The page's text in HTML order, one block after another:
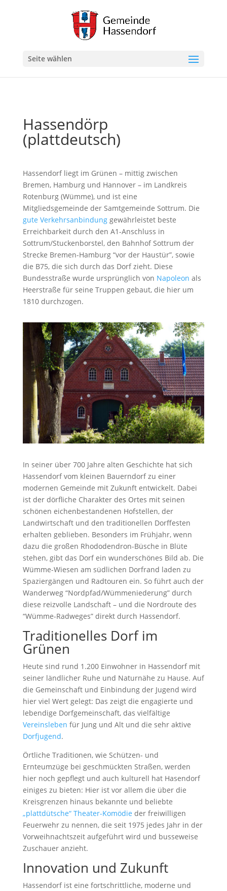
Seite wählen
Hassendörp
(plattdeutsch)
Hassendorf liegt im Grünen – mittig zwischen
Bremen, Hamburg und Hannover – im Landkreis
Rotenburg (Wümme), und ist eine
Mitgliedsgemeinde der Samtgemeinde Sottrum. Die
gute Verkehrsanbindunggewährleistet beste
Erreichbarkeit durch den A1-Anschluss in
Sottrum/Stuckenborstel, den Bahnhof Sottrum der
Strecke Bremen-Hamburg “vor der Haustür”, sowie
die B75, die sich durch das Dorf zieht. Diese
Bundesstraße wurde ursprünglich von Napoleon als
Heerstraße für seine Truppen gebaut, die hier um
1810 durchzogen.
In seiner über 700 Jahre alten Geschichte hat sich
Hassendorf vom kleinen Bauerndorf zu einer
modernen Gemeinde mit Zukunft entwickelt. Dabei
ist der dörfliche Charakter des Ortes mit seinen
schönen eichenbestandenen Hofstellen, der
Landwirtschaft und den traditionellen Dorffesten
erhalten geblieben. Besonders im Frühjahr, wenn
dazu die großen Rhododendron-Büsche in Blüte
stehen, gibt das Dorf ein wunderschönes Bild ab. Die
Wümme-Wiesen am südlichen Dorfrand laden zu
Spaziergängen und Radtouren ein. So führt auch der
Wanderweg “Nordpfad/Wümmeniederung” durch
diese reizvolle Landschaft – und die Nordroute des
“Wümme-Radweges” direkt durch Hassendorf.
Traditionelles Dorf im
Grünen
Heute sind rund 1.200 Einwohner in Hassendorf mit
seiner ländlicher Ruhe und Naturnähe zu Hause. Auf
die Gemeinschaft und Einbindung der Jugend wird
hier viel Wert gelegt: Das zeigt die engagierte und
lebendige Dorfgemeinschaft, das vielfältige
Vereinsleben für Jung und Alt und die sehr aktive
Dorfjugend.
Örtliche Traditionen, wie Schützen- und
Ernteumzüge bei geschmückten Straßen, werden
hier noch gepflegt und auch kulturell hat Hasendorf
einiges zu bieten: Hier ist vor allem die über die
Kreisgrenzen hinaus bekannte und beliebte
„plattdütsche“ Theater-Komödie der freiwilligen
Feuerwehr zu nennen, die seit 1975 jedes Jahr in der
Vorweihnachtszeit aufgeführt wird und busseweise
Zuschauer anzieht.
Innovation und Zukunft
Hassendorf ist eine fortschrittliche, moderne und